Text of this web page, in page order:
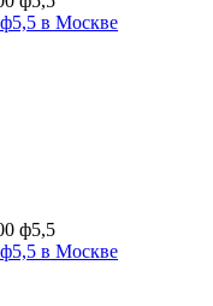
в Москве
в Москве